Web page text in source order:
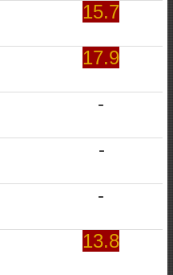
15.7
17.9
-
-
-
13.8